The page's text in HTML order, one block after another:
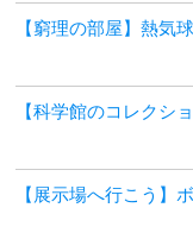
【窮理の部屋】熱気
【科学館のコレク
【展示場へ行こう】